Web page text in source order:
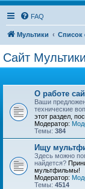
FAQ
Мультики
Сайт Мультики
О работе
Ваши
технические
этот раздел,
Модератор:
Темы: 384
Ищу
Здесь можно
найдется?
мультфильмы!
Модератор:
Темы: 4514